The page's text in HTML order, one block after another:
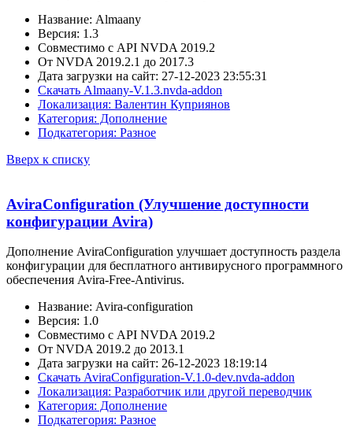
Название: Almaany
Версия: 1.3
Совместимо с API NVDA 2019.2
От NVDA 2019.2.1 до 2017.3
Дата загрузки на сайт: 27-12-2023 23:55:31
Скачать Almaany-V.1.3.nvda-addon
Локализация: Валентин Куприянов
Категория: Дополнение
Подкатегория: Разное
Вверх к списку
AviraConfiguration (Улучшение доступности
конфигурации Avira)
Дополнение AviraConfiguration улучшает доступность раздела
конфигурации для бесплатного антивирусного программного
обеспечения Avira-Free-Antivirus.
Название: Avira-configuration
Версия: 1.0
Совместимо с API NVDA 2019.2
От NVDA 2019.2 до 2013.1
Дата загрузки на сайт: 26-12-2023 18:19:14
Скачать AviraConfiguration-V.1.0-dev.nvda-addon
Локализация: Разработчик или другой переводчик
Категория: Дополнение
Подкатегория: Разное